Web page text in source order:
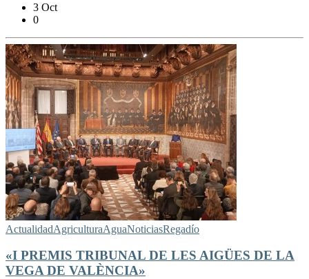
3 Oct
0
ActualidadAgriculturaAguaNoticiasRegadío
«I PREMIS TRIBUNAL DE LES AIGÜES DE LA
VEGA DE VALÈNCIA»